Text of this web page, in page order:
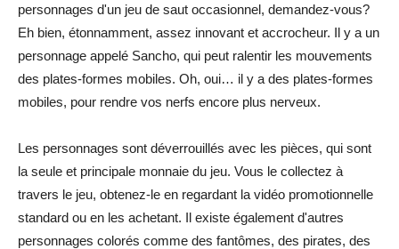
personnages d'un jeu de saut occasionnel, demandez-vous?
Eh bien, étonnamment, assez innovant et accrocheur. Il y a un
personnage appelé Sancho, qui peut ralentir les mouvements
des plates-formes mobiles. Oh, oui… il y a des plates-formes
mobiles, pour rendre vos nerfs encore plus nerveux.
Les personnages sont déverrouillés avec les pièces, qui sont
la seule et principale monnaie du jeu. Vous le collectez à
travers le jeu, obtenez-le en regardant la vidéo promotionnelle
standard ou en les achetant. Il existe également d'autres
personnages colorés comme des fantômes, des pirates, des